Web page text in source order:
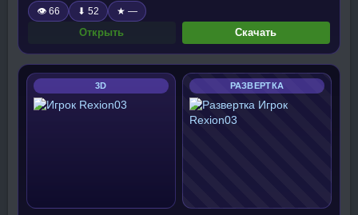
👁 66 ⬇ 52 ★ —
Открыть Скачать
3D РАЗВЕРТКА